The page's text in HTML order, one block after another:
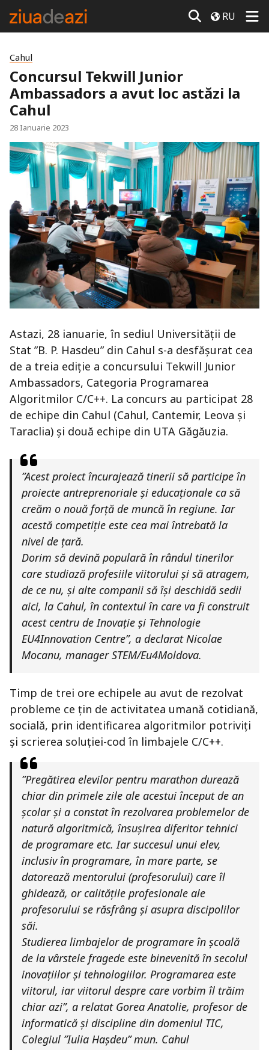
RU
Cahul
Concursul Tekwill Junior
Ambassadors a avut loc astăzi la
Cahul
28 Ianuarie 2023
Astazi, 28 ianuarie, în sediul Universității de
Stat ”B. P. Hasdeu” din Cahul s-a desfășurat cea
de a treia ediție a concursului Tekwill Junior
Ambassadors, Categoria Programarea
Algoritmilor C/C++. La concurs au participat 28
de echipe din Cahul (Cahul, Cantemir, Leova și
Taraclia) și două echipe din UTA Găgăuzia.
”Acest proiect încurajează tinerii să participe în
proiecte antreprenoriale și educaționale ca să
creăm o nouă forță de muncă în regiune. Iar
acestă competiție este cea mai întrebată la
nivel de țară.
Dorim să devină populară în rândul tinerilor
care studiază profesiile viitorului și să atragem,
de ce nu, și alte companii să își deschidă sedii
aici, la Cahul, în contextul în care va fi construit
acest centru de Inovație și Tehnologie
EU4Innovation Centre”, a declarat Nicolae
Mocanu, manager STEM/Eu4Moldova.
Timp de trei ore echipele au avut de rezolvat
probleme ce țin de activitatea umană cotidiană,
socială, prin identificarea algoritmilor potriviți
și scrierea soluției-cod în limbajele C/C++.
”Pregătirea elevilor pentru marathon durează
chiar din primele zile ale acestui început de an
școlar și a constat în rezolvarea problemelor de
natură algoritmică, însușirea diferitor tehnici
de programare etc. Iar succesul unui elev,
inclusiv în programare, în mare parte, se
datorează mentorului (profesorului) care îl
ghidează, or calitățile profesionale ale
profesorului se răsfrâng și asupra discipolilor
săi.
Studierea limbajelor de programare în școală
de la vârstele fragede este binevenită în secolul
inovațiilor și tehnologiilor. Programarea este
viitorul, iar viitorul despre care vorbim îl trăim
chiar azi”, a relatat Gorea Anatolie, profesor de
informatică și discipline din domeniul TIC,
Colegiul ”Iulia Hașdeu” mun. Cahul